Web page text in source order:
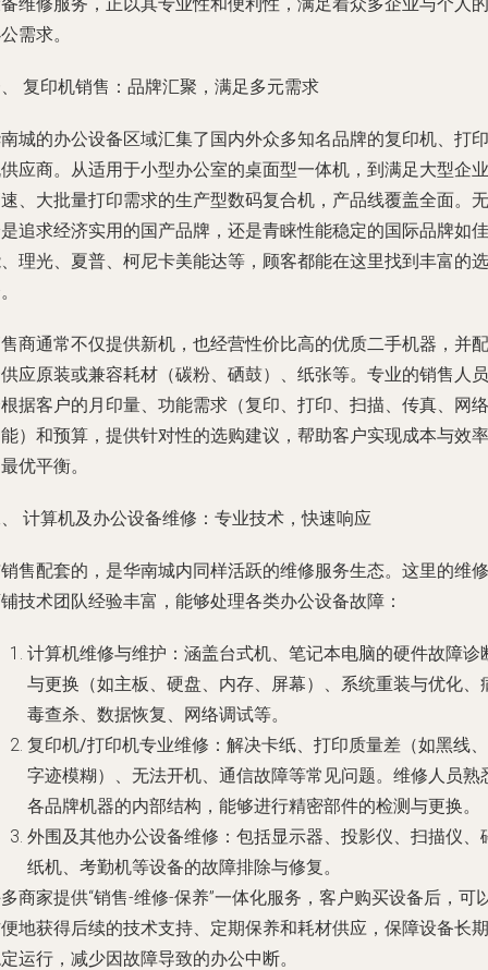
需求。
复印机销售：品牌汇聚，满足多元需求
城的办公设备区域汇集了国内外众多知名品牌的复印机、打印
应商。从适用于小型办公室的桌面型一体机，到满足大型企业
、大批量打印需求的生产型数码复合机，产品线覆盖全面。无
追求经济实用的国产品牌，还是青睐性能稳定的国际品牌如佳
理光、夏普、柯尼卡美能达等，顾客都能在这里找到丰富的选
商通常不仅提供新机，也经营性价比高的优质二手机器，并配
应原装或兼容耗材（碳粉、硒鼓）、纸张等。专业的销售人员
据客户的月印量、功能需求（复印、打印、扫描、传真、网络
）和预算，提供针对性的选购建议，帮助客户实现成本与效率
优平衡。
计算机及办公设备维修：专业技术，快速响应
售配套的，是华南城内同样活跃的维修服务生态。这里的维修
技术团队经验丰富，能够处理各类办公设备故障：
计算机维修与维护 ：涵盖台式机、笔记本电脑的硬件故障诊
与更换（如主板、硬盘、内存、屏幕）、系统重装与优化、
毒查杀、数据恢复、网络调试等。
复印机/打印机专业维修 ：解决卡纸、打印质量差（如黑线、
字迹模糊）、无法开机、通信故障等常见问题。维修人员熟
各品牌机器的内部结构，能够进行精密部件的检测与更换。
外围及其他办公设备维修 ：包括显示器、投影仪、扫描仪、
纸机、考勤机等设备的故障排除与修复。
商家提供“销售-维修-保养”一体化服务，客户购买设备后，可
地获得后续的技术支持、定期保养和耗材供应，保障设备长期
运行，减少因故障导致的办公中断。